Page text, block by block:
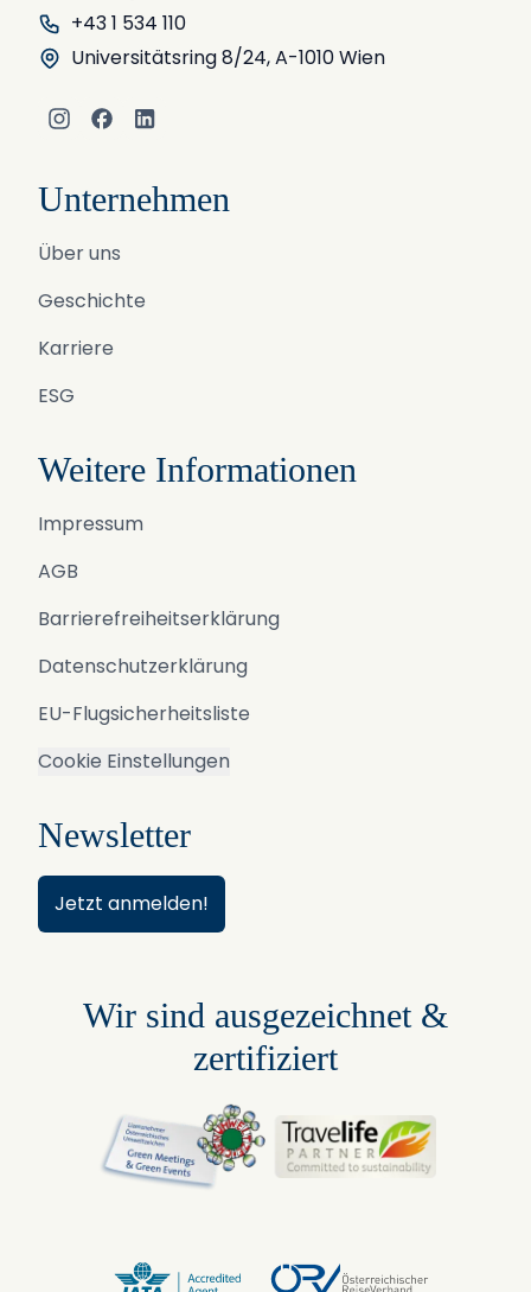
+43 1 534 110
Universitätsring 8/24, A-1010 Wien
Instagram
Facebook
LinkedIn
Unternehmen
Über uns
Geschichte
Karriere
ESG
Weitere Informationen
Impressum
AGB
Barrierefreiheitserklärung
Datenschutzerklärung
EU-Flugsicherheitsliste
Cookie Einstellungen
Newsletter
Jetzt anmelden!
Wir sind ausgezeichnet &
zertifiziert